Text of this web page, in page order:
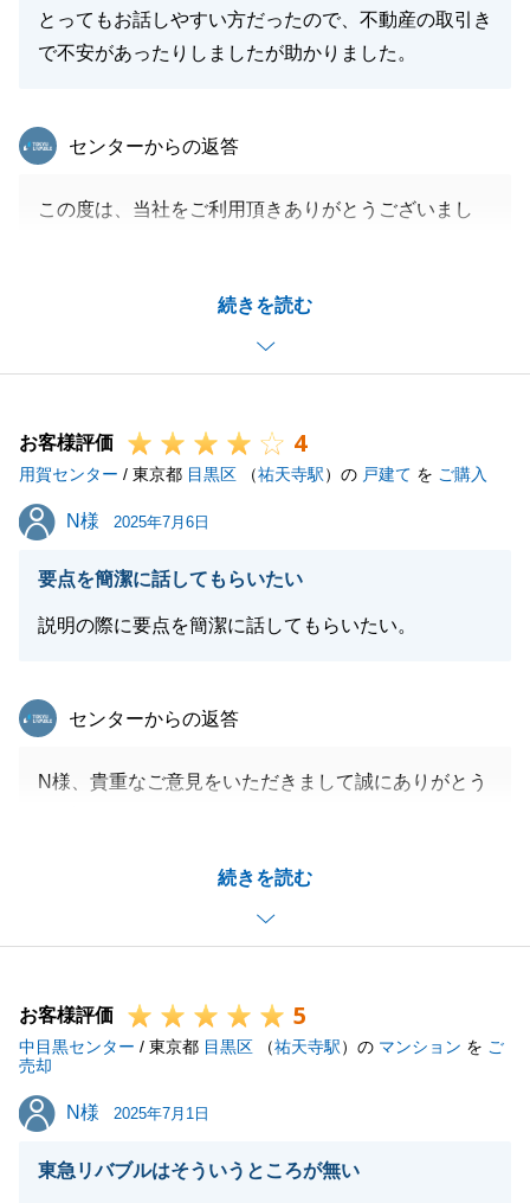
とってもお話しやすい方だったので、不動産の取引き
で不安があったりしましたが助かりました。
続きを読む
東急リバブル
センターからの返答
この度は、当社をご利用頂きありがとうございまし
けたこと、大変嬉しく思います。
素敵なご縁に恵まれたのもA様のお人柄があってのこ
とだと思います。微力ながら私も携われたこと感謝申
今後とも末永いお付き合いの程、宜しくお願いいたし
ます。
閉じる
お客様評価 4
用賀センター / 東京都 目黒区 （祐天寺駅）の 戸建て を ご購入
N様
N様 2025年7月6日
要点を簡潔に話してもらいたい
説明の際に要点を簡潔に話してもらいたい。
続きを読む
東急リバブル
センターからの返答
N様、貴重なご意見をいただきまして誠にありがとう
今後とも何卒よろしくお願いいたします。
お客様評価
5
中目黒センター / 東京都 目黒区 （祐天寺駅）の マンション を ご
売却
N様
N様 2025年7月1日
東急リバブルはそういうところが無い